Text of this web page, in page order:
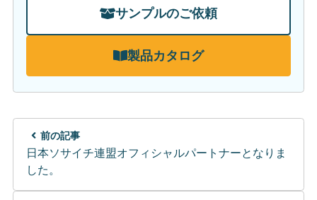
サンプルのご依頼
製品カタログ
前の記事
日本ソサイチ連盟オフィシャルパートナーとなりま
した。